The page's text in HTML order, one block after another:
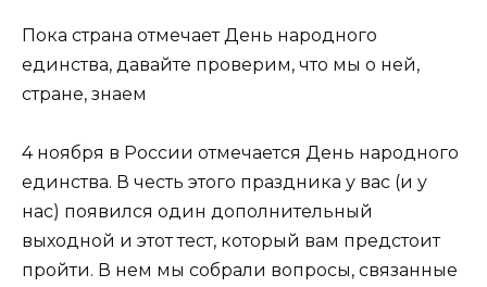
Пока страна отмечает День народного
единства, давайте проверим, что мы о ней,
стране, знаем
4 ноября в России отмечается День народного
единства. В честь этого праздника у вас (и у
нас) появился один дополнительный
выходной и этот тест, который вам предстоит
пройти. В нем мы собрали вопросы, связанные